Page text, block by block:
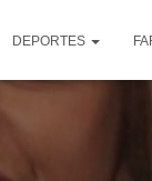
DEPORTES